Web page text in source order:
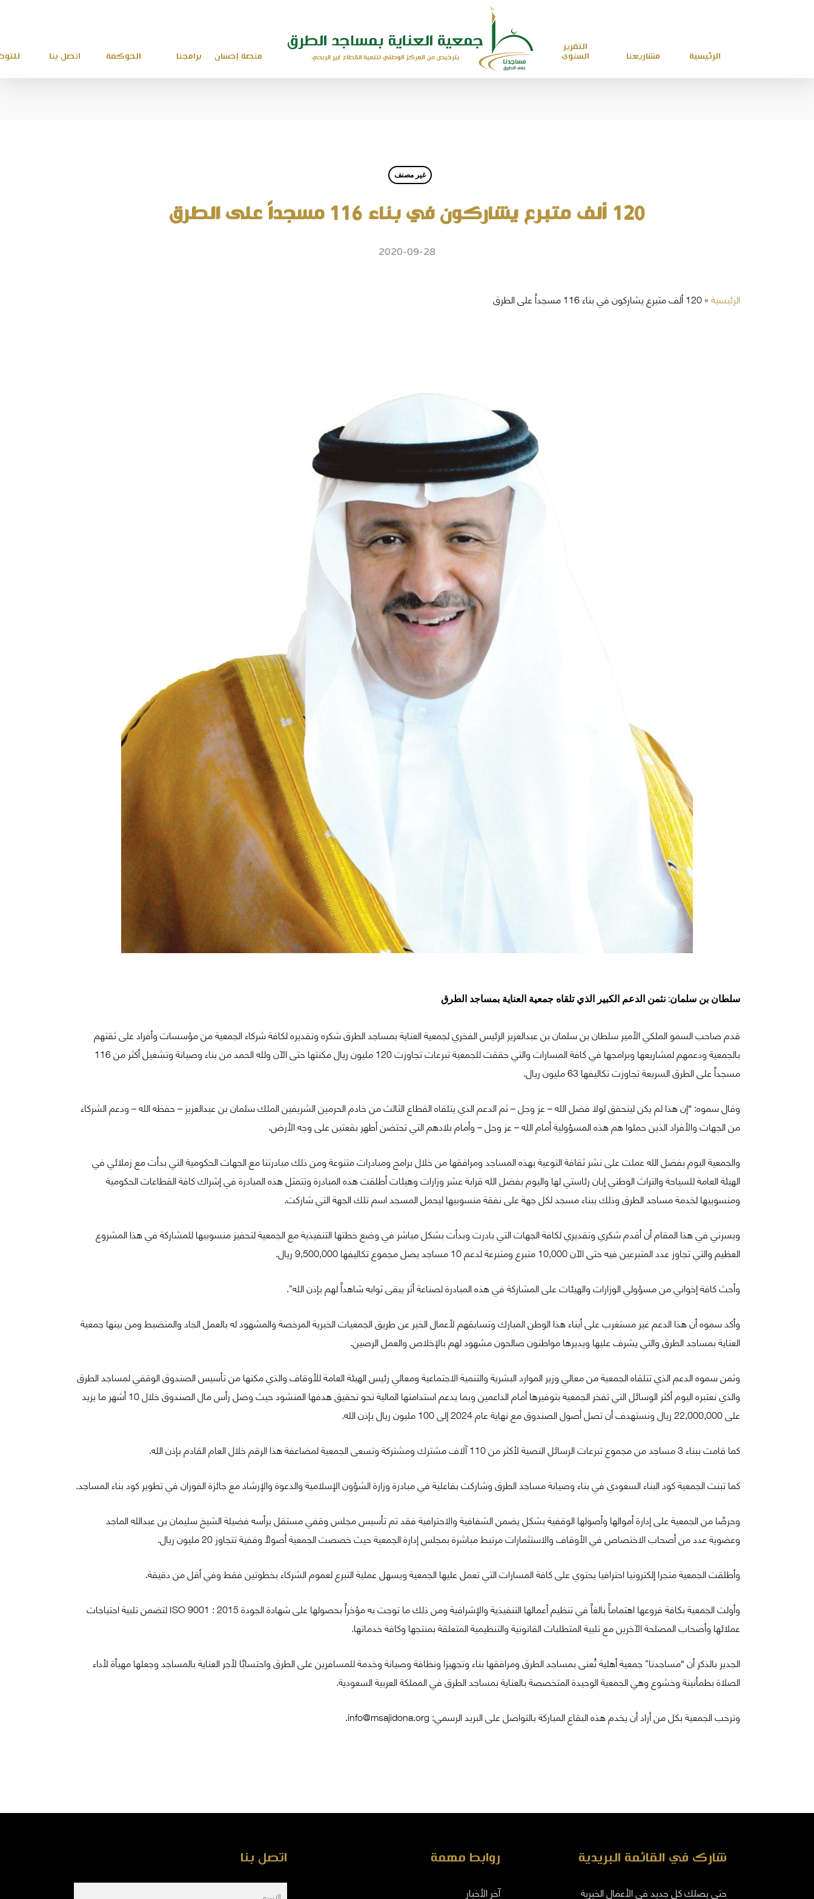
الرئيسية مشاريعنا
التقرير
السنوي
منصة إحسان برامجنا الحوكمة اتصل بنا
غير مصنف
120 ألف متبرع يشاركون في بناء 116 مسجداً على الطرق
2020-09-28
الرئيسية»120 ألف متبرع يشاركون في بناء 116 مسجداً على الطرق
سلطان بن سلمان: نثمن الدعم الكبير الذي تلقاه جمعية العناية بمساجد الطرق
قدم صاحب السمو الملكي الأمير سلطان بن سلمان بن عبدالعزيز الرئيس الفخري لجمعية العناية بمساجد الطرق شكره وتقديره لكافة شركاء الجمعية من مؤسسات وأفراد على ثقتهم
بالجمعية ودعمهم لمشاريعها وبرامجها في كافة المسارات والتي حققت للجمعية تبرعات تجاوزت 120 مليون ريال مكنتها حتى الآن ولله الحمد من بناء وصيانة وتشغيل أكثر من 116
مسجداً على الطرق السريعة تجاوزت تكاليفها 63 مليون ريال.
وقال سموه: “إن هذا لم يكن ليتحقق لولا فضل الله – عز وجل – ثم الدعم الذي يتلقاه القطاع الثالث من خادم الحرمين الشريفين الملك سلمان بن عبدالعزيز – حفظه الله – ودعم الشركاء
من الجهات والأفراد الذين حملوا هم هذه المسؤولية أمام الله – عز وجل – وأمام بلادهم التي تحتضن أطهر بقعتين على وجه الأرض.
والجمعية اليوم بفضل الله عملت على نشر ثقافة التوعية بهذه المساجد ومرافقها من خلال برامج ومبادرات متنوعة ومن ذلك مبادرتنا مع الجهات الحكومية التي بدأت مع زملائي في
الهيئة العامة للسياحة والتراث الوطني إبان رئاستي لها واليوم بفضل الله قرابة عشر وزارات وهيئات أطلقت هذه المبادرة وتتمثل هذه المبادرة في إشراك كافة القطاعات الحكومية
ومنسوبيها لخدمة مساجد الطرق وذلك ببناء مسجد لكل جهة على نفقة منسوبيها ليحمل المسجد اسم تلك الجهة التي شاركت.
ويسرني في هذا المقام أن أقدم شكري وتقديري لكافة الجهات التي بادرت وبدأت بشكل مباشر في وضع خطتها التنفيذية مع الجمعية لتحفيز منسوبيها للمشاركة في هذا المشروع
العظيم والتي تجاوز عدد المتبرعين فيه حتى الآن 10,000 متبرع ومتبرعة لدعم 10 مساجد يصل مجموع تكاليفها 9,500,000 ريال.
وأحث كافة إخواني من مسؤولي الوزارات والهيئات على المشاركة في هذه المبادرة لصناعة أثر يبقى ثوابه شاهداً لهم بإذن الله”.
وأكد سموه أن هذا الدعم غير مستغرب على أبناء هذا الوطن المبارك وتسابقهم لأعمال الخير عن طريق الجمعيات الخيرية المرخصة والمشهود له بالعمل الجاد والمنضبط ومن بينها جمعية
العناية بمساجد الطرق والتي يشرف عليها ويديرها مواطنون صالحون مشهود لهم بالإخلاص والعمل الرصين.
وثمن سموه الدعم الذي تتلقاه الجمعية من معالي وزير الموارد البشرية والتنمية الاجتماعية ومعالي رئيس الهيئة العامة للأوقاف والذي مكنها من تأسيس الصندوق الوقفي لمساجد الطرق
والذي نعتبره اليوم أكثر الوسائل التي تفخر الجمعية بتوفيرها أمام الداعمين وبما يدعم استدامتها المالية نحو تحقيق هدفها المنشود حيث وصل رأس مال الصندوق خلال 10 أشهر ما يزيد
على 22,000,000 ريال ونستهدف أن تصل أصول الصندوق مع نهاية عام 2024 إلى 100 مليون ريال بإذن الله.
كما قامت ببناء 3 مساجد من مجموع تبرعات الرسائل النصية لأكثر من 110 آلاف مشترك ومشتركة وتسعى الجمعية لمضاعفة هذا الرقم خلال العام القادم بإذن الله.
وحرصًا من الجمعية على إدارة أموالها وأصولها الوقفية بشكل يضمن الشفافية والاحترافية فقد تم تأسيس مجلس وقفي مستقل يرأسه فضيلة الشيخ سليمان بن عبدالله الماجد
وعضوية عدد من أصحاب الاختصاص في الأوقاف والاستثمارات مرتبط مباشرة بمجلس إدارة الجمعية حيث خصصت الجمعية أصولاً وقفية تتجاوز 20 مليون ريال.
وأطلقت الجمعية متجرا إلكترونيا احترافيا يحتوي على كافة المسارات التي تعمل عليها الجمعية ويسهل عملية التبرع لعموم الشركاء بخطوتين فقط وفي أقل من دقيقة.
وأولت الجمعية بكافة فروعها اهتماماً بالغاً في تنظيم أعمالها التنفيذية والإشرافية ومن ذلك ما توجت به مؤخراً بحصولها على شهادة الجودة ISO 9001 : 2015 لتضمن تلبية احتياجات
عملائها وأصحاب المصلحة الآخرين مع تلبية المتطلبات القانونية والتنظيمية المتعلقة بمنتجها وكافة خدماتها.
الجدير بالذكر أن “مساجدنا” جمعية أهلية تُعنى بمساجد الطرق ومرافقها بناء وتجهيزا ونظافة وصيانة وخدمة للمسافرين على الطرق واحتسابًا لأجر العناية بالمساجد وجعلها مهيأة لأداء
الصلاة بطمأنينة وخشوع وهي الجمعية الوحيدة المتخصصة بالعناية بمساجد الطرق في المملكة العربية السعودية.
وترحب الجمعية بكل من أراد أن يخدم هذه البقاع المباركة بالتواصل على البريد الرسمي: info@msajidona.org.
شارك في القائمة البريدية
حتى يصلك كل جديد في الأعمال الخيرية
روابط مهمة
آخر الأخبار
اتصل بنا